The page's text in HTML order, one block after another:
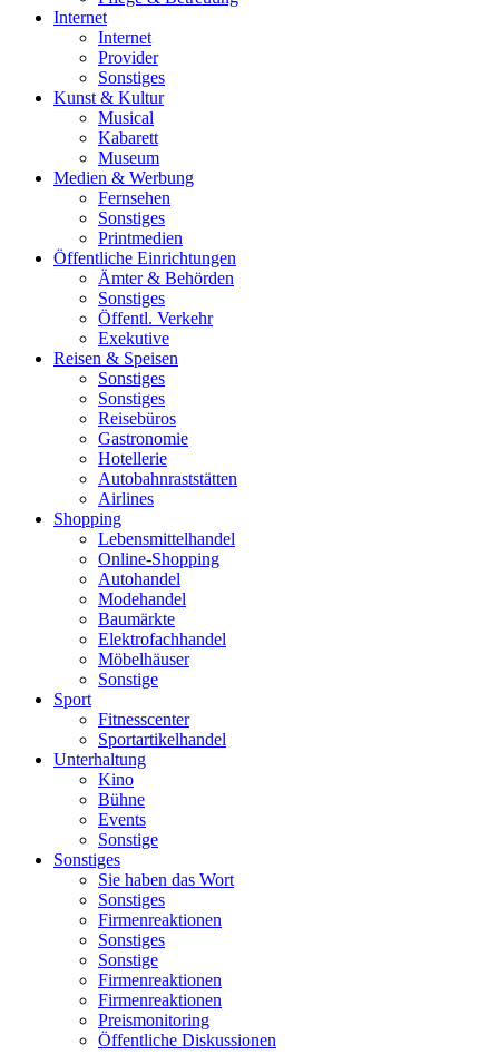
Internet
Internet
Provider
Sonstiges
Kunst & Kultur
Musical
Kabarett
Museum
Medien & Werbung
Fernsehen
Sonstiges
Printmedien
Öffentliche Einrichtungen
Ämter & Behörden
Sonstiges
Öffentl. Verkehr
Exekutive
Reisen & Speisen
Sonstiges
Sonstiges
Reisebüros
Gastronomie
Hotellerie
Autobahnraststätten
Airlines
Shopping
Lebensmittelhandel
Online-Shopping
Autohandel
Modehandel
Baumärkte
Elektrofachhandel
Möbelhäuser
Sonstige
Sport
Fitnesscenter
Sportartikelhandel
Unterhaltung
Kino
Bühne
Events
Sonstige
Sonstiges
Sie haben das Wort
Sonstiges
Firmenreaktionen
Sonstiges
Sonstige
Firmenreaktionen
Firmenreaktionen
Preismonitoring
Öffentliche Diskussionen